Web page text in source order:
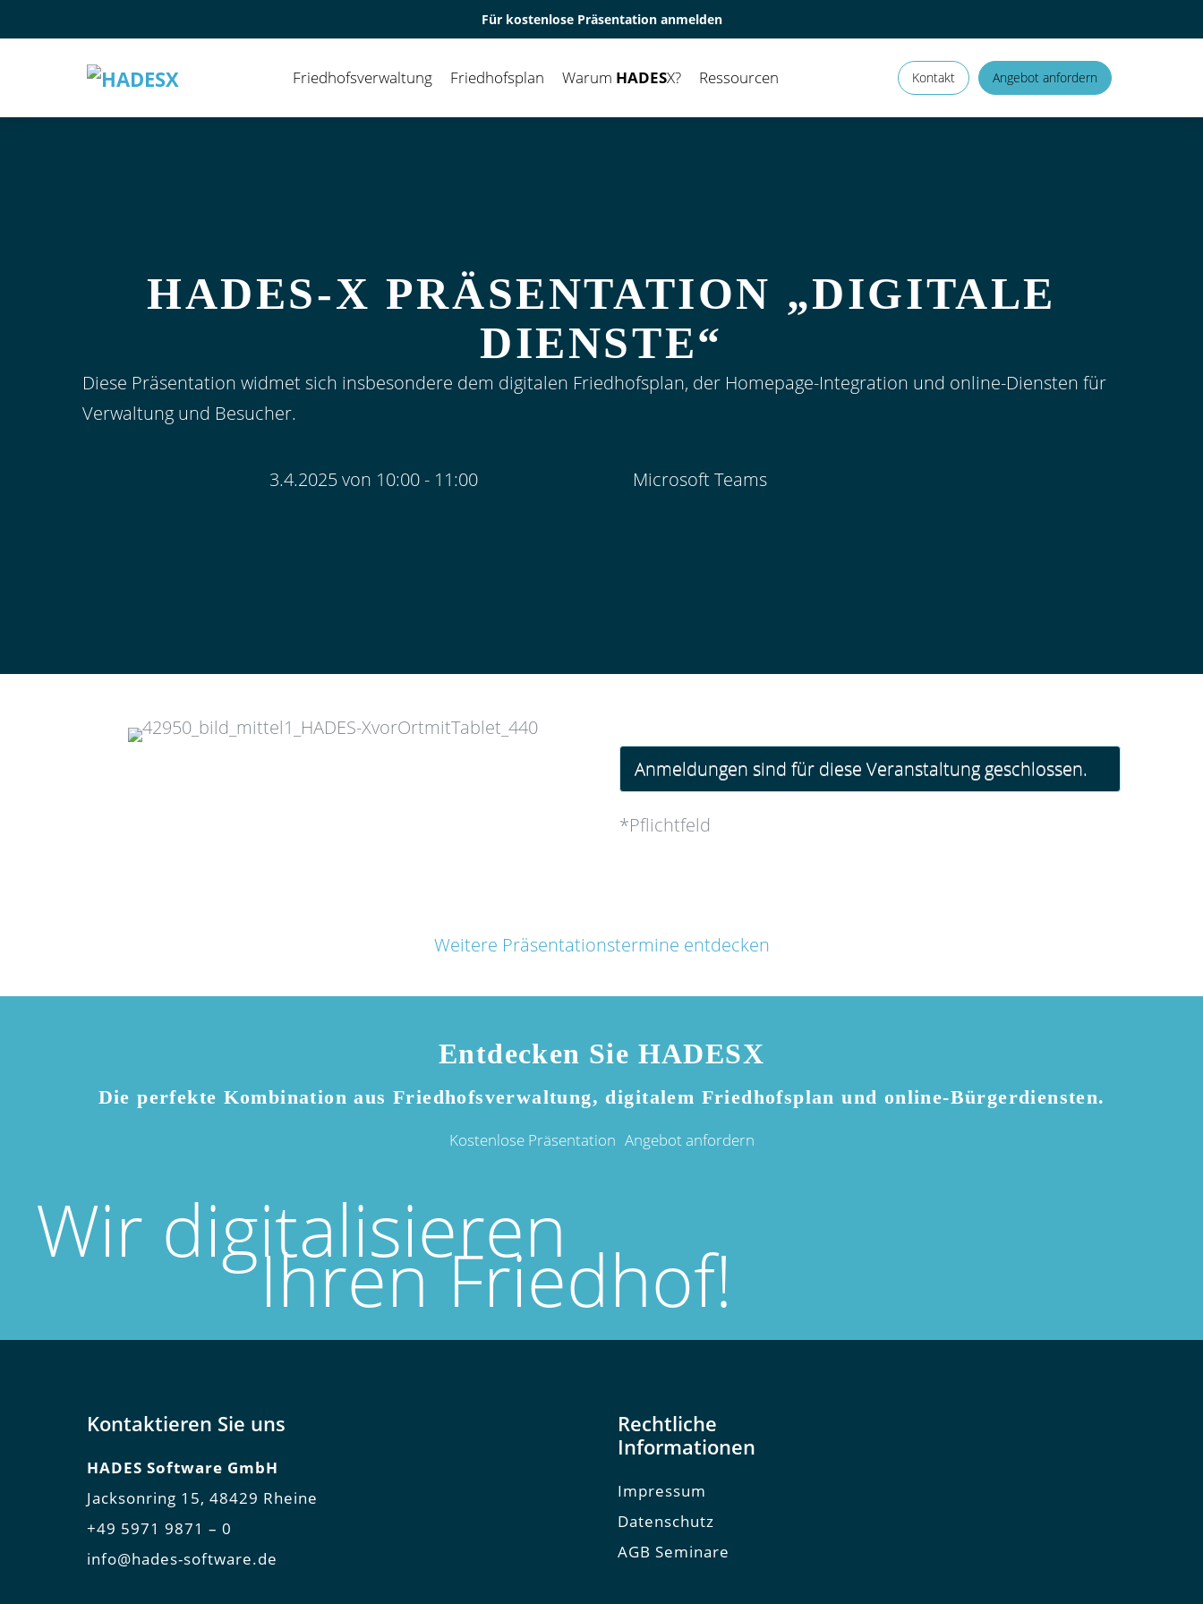
Inhalt
Für kostenlose Präsentation anmelden
Friedhofsverwaltung Friedhofsplan Warum HADESX? Ressourcen Kontakt Angebot anfordern
HADES‑X PRÄSENTATION „DIGITALE
DIENSTE“
Diese Präsentation widmet sich insbesondere dem digitalen Friedhofsplan, der Homepage-Integration und online-Diensten für
Verwaltung und Besucher.
3.4.2025 von 10:00 - 11:00 Microsoft Teams
Anmeldungen sind für diese Veranstaltung geschlossen.
*Pflichtfeld
Weitere Präsentationstermine entdecken
Entdecken Sie HADESX
Die perfekte Kombination aus Friedhofsverwaltung, digitalem Friedhofsplan und online-Bürgerdiensten.
Kostenlose Präsentation Angebot anfordern
Wir digitalisieren
Ihren Friedhof!
Kontaktieren Sie uns
HADES Soft­ware GmbH
Jack­son­ring 15, 48429 Rhei­ne
+49 5971 9871 – 0
info@hades-software.de
Rechtliche
Informationen
Impressum
Datenschutz
AGB Seminare